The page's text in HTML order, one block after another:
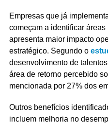
Empresas que já
começam a identificar
apresenta maior impacto
estratégico. Segundo o
desenvolvimento de
área de retorno percebido
mencionada por 27% dos
Outros benefícios
incluem melhoria no